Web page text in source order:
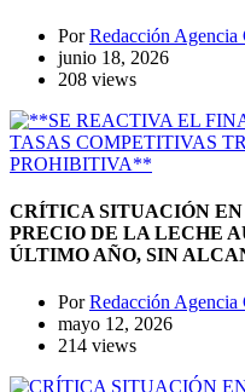
PorRedacción Agencia
junio 18, 2026
208 views
CRÍTICA SITUACIÓN
PRECIO DE LA LECHE
ÚLTIMO AÑO, SIN
PorRedacción Agencia
mayo 12, 2026
214 views